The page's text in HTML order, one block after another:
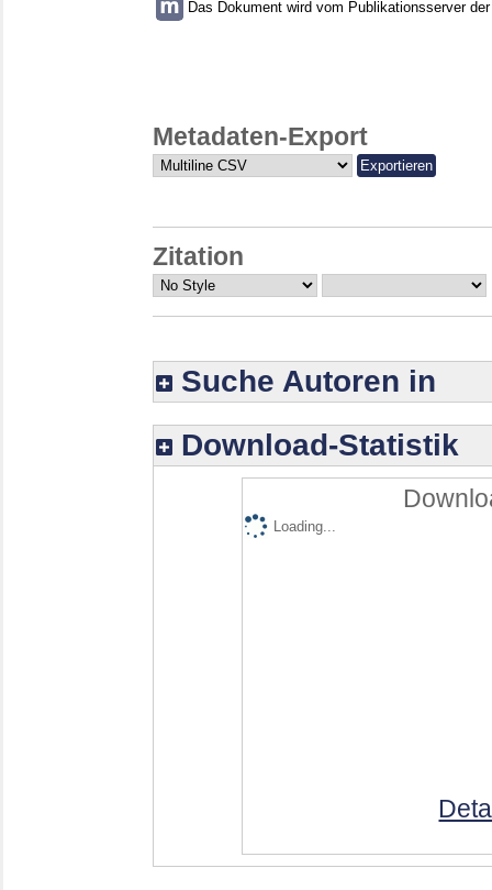
Das Dokument wird vom Publikationsserver
Metadaten-Export
Zitation
Suche Autoren in
Download-Statistik
Loading...